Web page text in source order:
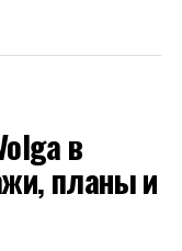
в
планы и